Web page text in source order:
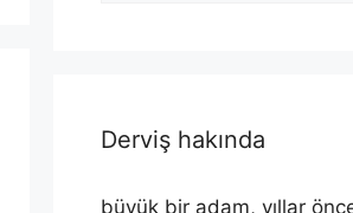
Derviş hakında
büyük bir adam, yıllar